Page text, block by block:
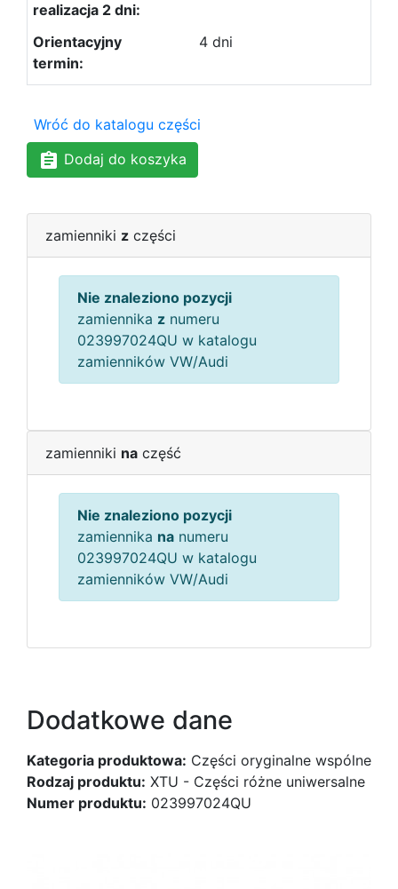
4 dni
Wróć do katalogu części
Dodaj do koszyka
zamienniki z części
Nie znaleziono pozycji
zamiennika z numeru
023997024QU w katalogu
zamienników VW/Audi
zamienniki na część
Nie znaleziono pozycji
zamiennika na numeru
023997024QU w katalogu
zamienników VW/Audi
Dodatkowe dane
Kategoria produktowa: Części oryginalne wspólne
Rodzaj produktu: XTU - Części różne uniwersalne
Numer produktu: 023997024QU